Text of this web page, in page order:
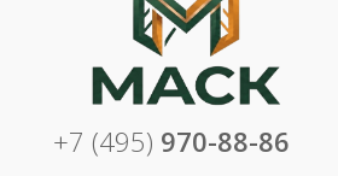
+7 (495) 970-88-86